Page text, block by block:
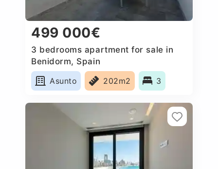
499 000€
3 bedrooms apartment for sale in
Benidorm, Spain
Asunto
202m2 3